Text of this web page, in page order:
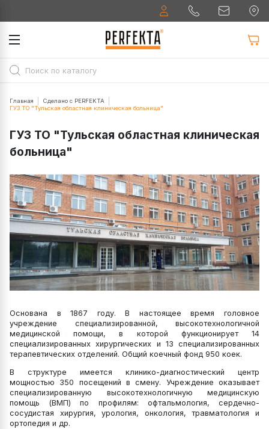
Главная
Сделано с PERFEKTA
ГУЗ ТО "Тульская областная клиническая больница"
ГУЗ ТО "Тульская областная клиническая
больница"
Основана в 1867 году. В настоящее время головное
учреждение специализированной, высокотехнологичной
медицинской помощи, в которой функционирует 14
специализированных хирургических и 13 специализированных
терапевтических отделений. Общий коечный фонд 950 коек.
В структуре имеется клинико-диагностический центр
мощностью 350 посещений в смену. Учреждение оказывает
специализированную высокотехнологичную медицинскую
помощь (ВМП) по профилям: офтальмология, сердечно-
сосудистая хирургия, урология, онкология, травматология и
ортопедия и др.